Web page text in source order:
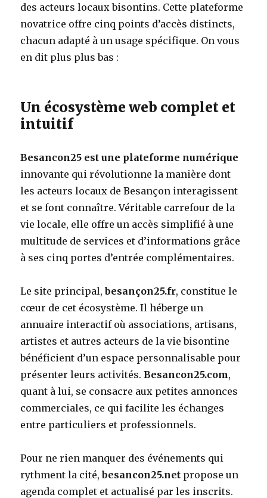
des acteurs locaux bisontins. Cette plateforme
novatrice offre cinq points d’accès distincts,
chacun adapté à un usage spécifique. On vous
en dit plus plus bas :
Un écosystème web complet et
intuitif
Besancon25 est une plateforme numérique
innovante qui révolutionne la manière dont
les acteurs locaux de Besançon interagissent
et se font connaître. Véritable carrefour de la
vie locale, elle offre un accès simplifié à une
multitude de services et d’informations grâce
à ses cinq portes d’entrée complémentaires.
Le site principal,besançon25.fr, constitue le
cœur de cet écosystème. Il héberge un
annuaire interactif où associations, artisans,
artistes et autres acteurs de la vie bisontine
bénéficient d’un espace personnalisable pour
présenter leurs activités.Besancon25.com,
quant à lui, se consacre aux petites annonces
commerciales, ce qui facilite les échanges
entre particuliers et professionnels.
Pour ne rien manquer des événements qui
rythment la cité,besancon25.net propose un
agenda complet et actualisé par les inscrits.